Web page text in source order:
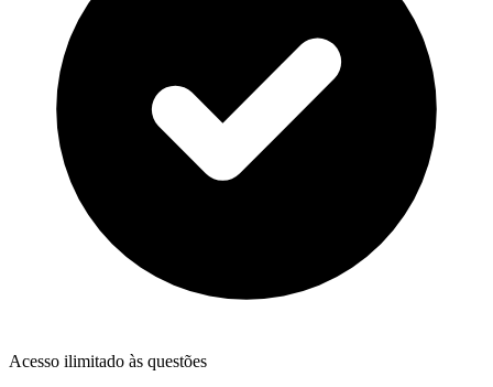
Acesso ilimitado às questões